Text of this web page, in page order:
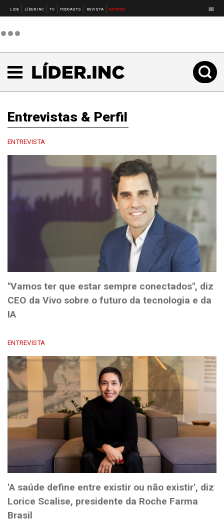
LIDE LÍDER.INC TV PODCASTS REVISTA AO VIVO ✉
Entrevistas & Perfil
ENTREVISTA
"Vamos ter que estar sempre conectados", diz
CEO da Vivo sobre o futuro da tecnologia e da
IA
ENTREVISTA
'A saúde define entre existir ou não existir', diz
Lorice Scalise, presidente da Roche Farma
Brasil